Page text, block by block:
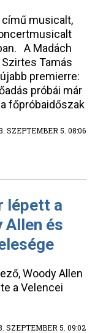
musicalt,
A Madách
Tamás
premierre:
próbái már
főpróbaidőszak
SZEPTEMBER 5. 08:06
lépett a
Allen és
Woody Allen
a Velencei
SZEPTEMBER 5. 09:02